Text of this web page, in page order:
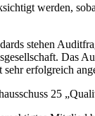
werden,
stehen
Das
erfolgreich
25